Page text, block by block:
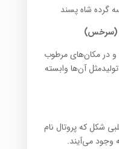
(سرخس)
و در مکان‌های مرطوب
آن‌ها وابسته
شکل که پروتال نام
وجود می‌آیند.